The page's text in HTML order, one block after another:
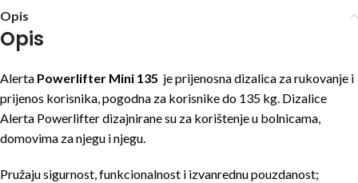
Opis
Opis
Alerta Powerlifter Mini 135 je prijenosna dizalica za rukovanje i
prijenos korisnika, pogodna za korisnike do 135 kg. Dizalice
Alerta Powerlifter dizajnirane su za korištenje u bolnicama,
domovima za njegu i njegu.
Pružaju sigurnost, funkcionalnost i izvanrednu pouzdanost;